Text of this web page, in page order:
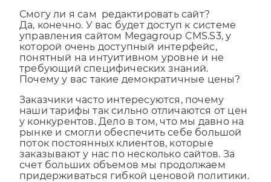
Смогу ли я сам редактировать сайт?
Да, конечно. У вас будет доступ к системе
управления сайтом Megagroup CMS.S3, у
которой очень доступный интерфейс,
понятный на интуитивном уровне и не
требующий специфических знаний.
Заказчики часто интересуются, почему
наши тарифы так сильно отличаются от цен
у конкурентов. Дело в том, что мы давно на
рынке и смогли обеспечить себе большой
поток постоянных клиентов, которые
заказывают у нас по несколько сайтов. За
счет больших объемов мы продолжаем